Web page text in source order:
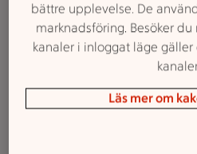
Vår
ett stort sortiment
är redo för alla
att kunna
bättre upplevelse. De
marknadsföring. Besöker
kanaler i inloggat läge
Läs mer om